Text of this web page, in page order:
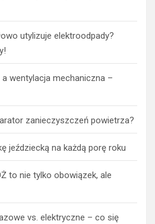
utylizuje elektroodpady?
wentylacja mechaniczna –
zanieczyszczeń powietrza?
jeździecką na każdą porę roku
to nie tylko obowiązek, ale
vs. elektryczne – co się